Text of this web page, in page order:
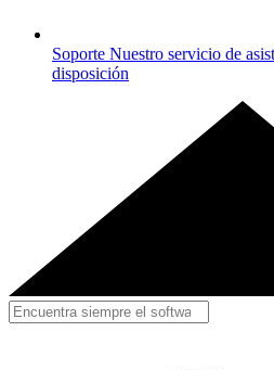
Soporte Nuestro servicio de
disposición